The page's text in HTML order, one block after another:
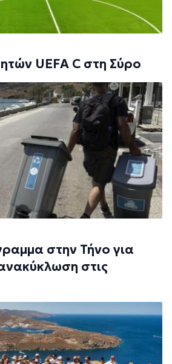
UEFA C στη Σύρο
στην Τήνο για
στις